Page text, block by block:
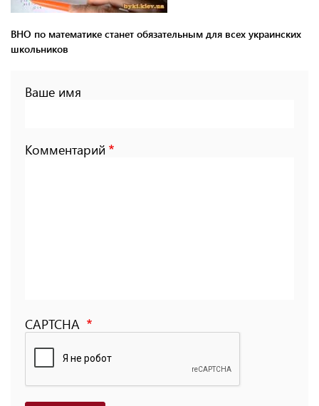
ВНО по математике станет обязательным для всех украинских
школьников
Ваше имя
Комментарий
CAPTCHA